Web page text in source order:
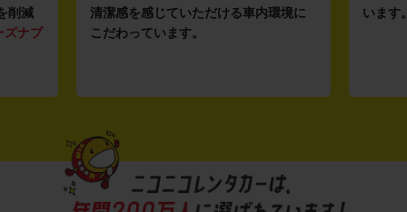
削減
ズナブ
清潔感を感じていただける車内環境に
こだわっています。
います